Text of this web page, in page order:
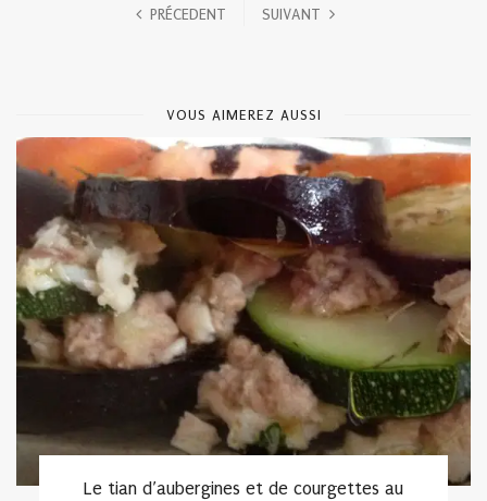
PRÉCEDENT SUIVANT
VOUS AIMEREZ AUSSI
Le tian d’aubergines et de courgettes au